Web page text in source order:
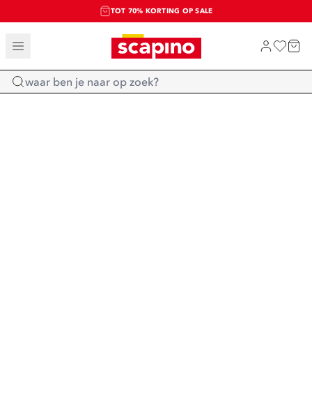
TOT 70% KORTING OP SALE
SALE: LAATSTE KANS!
SHOP NIEUW
Home